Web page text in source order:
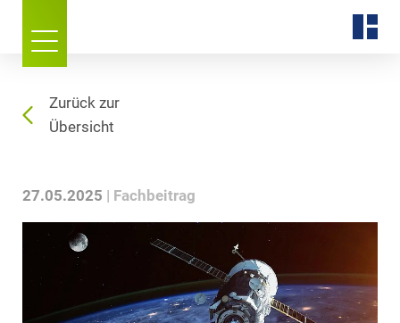
Zurück zur
Übersicht
27.05.2025 Fachbeitrag